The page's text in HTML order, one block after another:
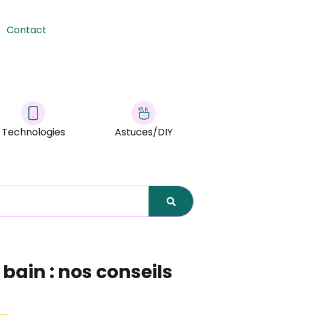
Contact
Technologies Astuces/DIY
: nos conseils